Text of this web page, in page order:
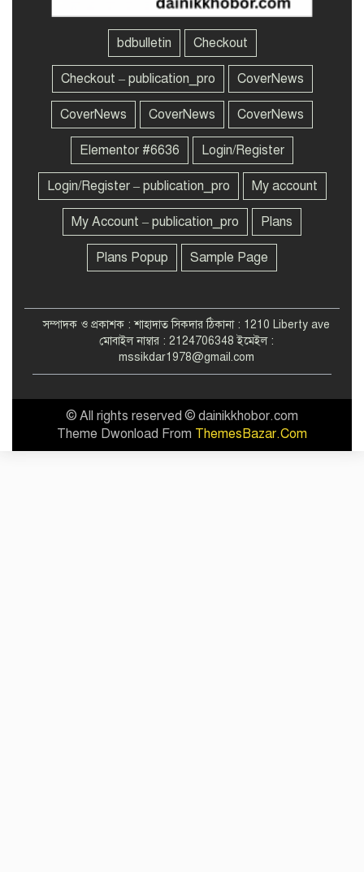
জাতীয় বিশ্ববিদ্যালয়ের ২০২৩
সালের মাস্টার্স শেষপর্ব পরীক্ষার
ফল প্রকাশ
সাবেক সেনা কর্মকর্তা হাফিজুরের
জামিন স্থগিত, আত্মসমর্পণের
নির্দেশ
৯
পদ নিশ্চিত হলেও চাপে
ইনফান্তিনো
চট্টগ্রাম-কক্সবাজারসহ ৭ জেলায়
ঝড়-বৃষ্টির আভাস
bdbulletin Checkout
Checkout – publication_pro CoverNews
CoverNews CoverNews CoverNews
Elementor #6636 Login/Register
Login/Register – publication_pro My account
My Account – publication_pro Plans
Plans Popup Sample Page
সম্পাদক ও প্রকাশক : শাহাদাত সিকদার ঠিকানা : 1210 Liberty ave
মোবাইল নাম্বার : 2124706348 ইমেইল :
mssikdar1978@gmail.com
© All rights reserved © dainikkhobor.com
Theme Dwonload From ThemesBazar.Com